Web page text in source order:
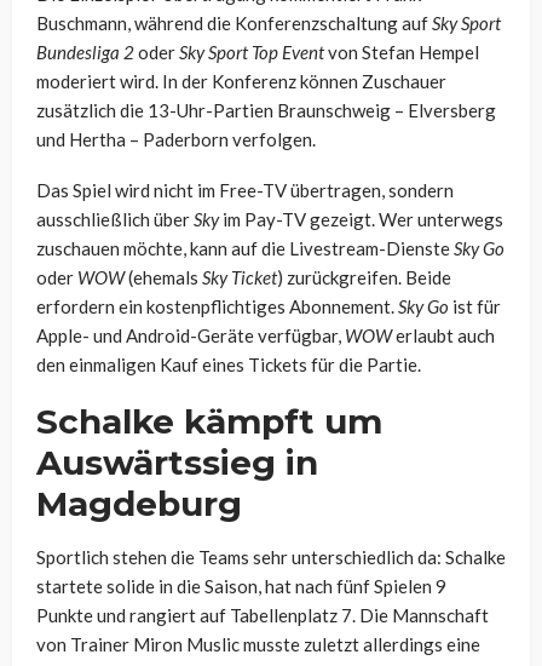
Buschmann, während die Konferenzschaltung aufSky Sport
Bundesliga 2oderSky Sport Top Eventvon Stefan Hempel
moderiert wird. In der Konferenz können Zuschauer
zusätzlich die 13-Uhr-Partien Braunschweig – Elversberg
und Hertha – Paderborn verfolgen.
Das Spiel wird nicht im Free-TV übertragen, sondern
ausschließlich überSkyim Pay-TV gezeigt. Wer unterwegs
zuschauen möchte, kann auf die Livestream-DiensteSky Go
oder WOW(ehemals Sky Ticket) zurückgreifen. Beide
erfordern ein kostenpflichtiges Abonnement.Sky Go ist für
Apple- und Android-Geräte verfügbar, WOWerlaubt auch
den einmaligen Kauf eines Tickets für die Partie.
Schalke kämpft um
Auswärtssieg in
Magdeburg
Sportlich stehen die Teams sehr unterschiedlich da: Schalke
startete solide in die Saison, hat nach fünf Spielen 9
Punkte und rangiert auf Tabellenplatz 7. Die Mannschaft
von Trainer Miron Muslic musste zuletzt allerdings eine